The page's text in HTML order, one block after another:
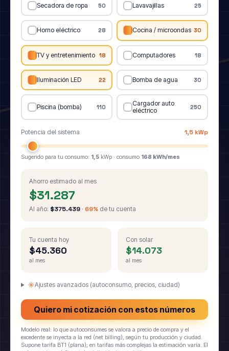
Secadora de ropa 50 Lavavajillas 25
Horno eléctrico 28 Cocina / microondas 30
TV y entretenimiento 18 Computadores 18
Iluminación LED 22 Bomba de agua 30
Piscina (bomba) 110
Cargador auto
eléctrico
250
Potencia del sistema 1,5 kWp
Sugerido para tu consumo: 1,5 kWp · consumo 168 kWh/mes
Ahorro estimado al mes
$31.287
Al año: $375.439 · 69% de tu cuenta
Tu cuenta hoy
$45.360
al mes
Con solar
$14.073
al mes
Ajustes avanzados (autoconsumo, precios, ciudad)
Quiero mi cotización con estos números
Modelo real: lo que autoconsumes se valora a precio de compra y el
excedente se inyecta a la red (net billing), según tu producción y ciudad.
Supone tarifa BT1 (plana); en tarifas más complejas la estimación varía. El